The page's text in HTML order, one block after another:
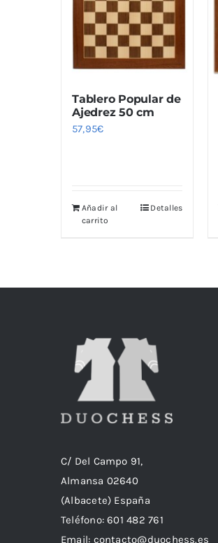
Tablero Popular de
Ajedrez 50 cm
57,95€
Añadir al
carrito
Detalles
C/ Del Campo 91,
Almansa 02640
(Albacete) España
Teléfono:601 482 761
Email: contacto@duochess.es